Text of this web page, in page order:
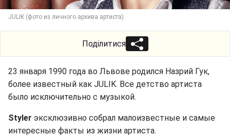
JULIK (фото из личного архива артиста)
Поділитися
23 января 1990 года во Львове родился Назрий Гук,
более известный как JULIK. Все детство артиста
было исключительно с музыкой.
Styler эксклюзивно собрал малоизвестные и самые
интересные факты из жизни артиста.